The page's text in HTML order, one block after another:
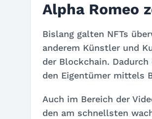
Alpha Romeo
Bislang galten NFTs
anderem Künstler und
der Blockchain.
den Eigentümer mittels
Auch im Bereich der
den am schnellsten